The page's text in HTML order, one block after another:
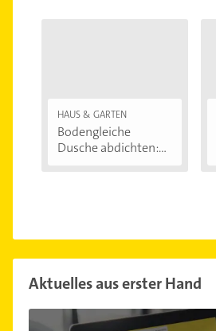
HAUS & GARTEN
Bodengleiche
Dusche abdichten:...
Aktuelles aus erster Hand